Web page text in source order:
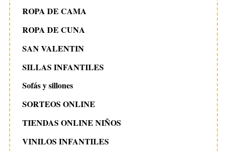
ROPA DE CAMA
ROPA DE CUNA
SAN VALENTIN
SILLAS INFANTILES
Sofás y sillones
SORTEOS ONLINE
TIENDAS ONLINE NIÑOS
VINILOS INFANTILES